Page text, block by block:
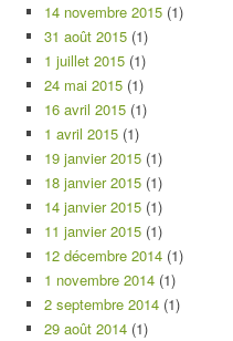
14 novembre 2015 (1)
31 août 2015 (1)
1 juillet 2015 (1)
24 mai 2015 (1)
16 avril 2015 (1)
1 avril 2015 (1)
19 janvier 2015 (1)
18 janvier 2015 (1)
14 janvier 2015 (1)
11 janvier 2015 (1)
12 décembre 2014 (1)
1 novembre 2014 (1)
2 septembre 2014 (1)
29 août 2014 (1)